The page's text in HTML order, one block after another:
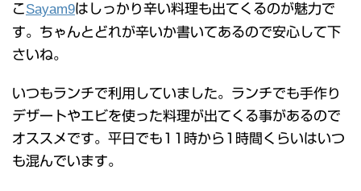
こ Sayam9はしっかり辛い料理も出てくるのが魅力で
す。ちゃんとどれが辛いか書いてあるので安心して下
さいね。
いつもランチで利用していました。ランチでも手作り
デザートやエビを使った料理が出てくる事があるので
オススメです。平日でも11時から1時間くらいはいつ
も混んでいます。